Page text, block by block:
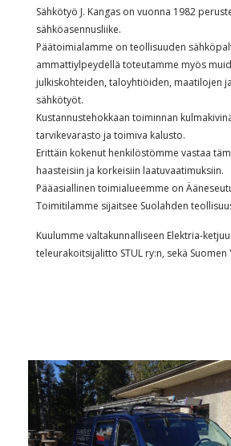
Sähkötyö J. Kangas on vuonna 1982
sähköasennusliike.
Päätoimialamme on teollisuuden
ammattiylpeydellä toteutamme myös
julkiskohteiden, taloyhtiöiden, maatilojen
sähkötyöt.
Kustannustehokkaan toiminnan
tarvikevarasto ja toimiva kalusto.
Erittäin kokenut henkilöstömme vastaa
haasteisiin ja korkeisiin laatuvaatimuksiin.
Pääasiallinen toimialueemme on
Toimitilamme sijaitsee Suolahden
Kuulumme valtakunnalliseen Elektria-
teleurakoitsijalitto STUL ry:n, sekä